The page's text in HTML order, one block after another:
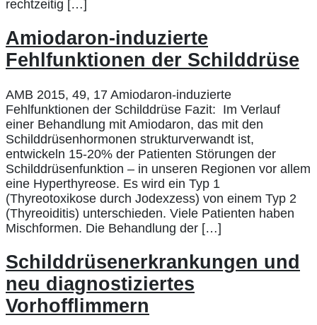
rechtzeitig […]
Amiodaron-induzierte
Fehlfunktionen der Schilddrüse
AMB 2015, 49, 17 Amiodaron-induzierte
Fehlfunktionen der Schilddrüse Fazit: Im Verlauf
einer Behandlung mit Amiodaron, das mit den
Schilddrüsenhormonen strukturverwandt ist,
entwickeln 15-20% der Patienten Störungen der
Schilddrüsenfunktion – in unseren Regionen vor allem
eine Hyperthyreose. Es wird ein Typ 1
(Thyreotoxikose durch Jodexzess) von einem Typ 2
(Thyreoiditis) unterschieden. Viele Patienten haben
Mischformen. Die Behandlung der […]
Schilddrüsenerkrankungen und
neu diagnostiziertes
Vorhofflimmern